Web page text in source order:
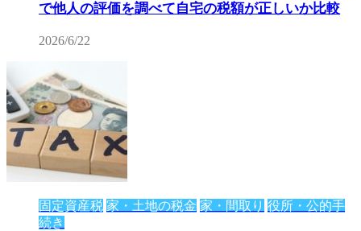
で他人の評価を調べて自宅の税額が正しいか比較
2026/6/22
固定資産税 家・土地の税金 家・間取り 役所・公的手
続き